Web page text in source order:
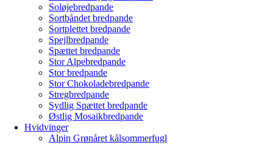
Soløjebredpande
Sortbåndet bredpande
Sortplettet bredpande
Spejlbredpande
Spættet bredpande
Stor Alpebredpande
Stor bredpande
Stor Chokoladebredpande
Stregbredpande
Sydlig Spættet bredpande
Østlig Mosaikbredpande
Hvidvinger
Alpin Grønåret kålsommerfugl